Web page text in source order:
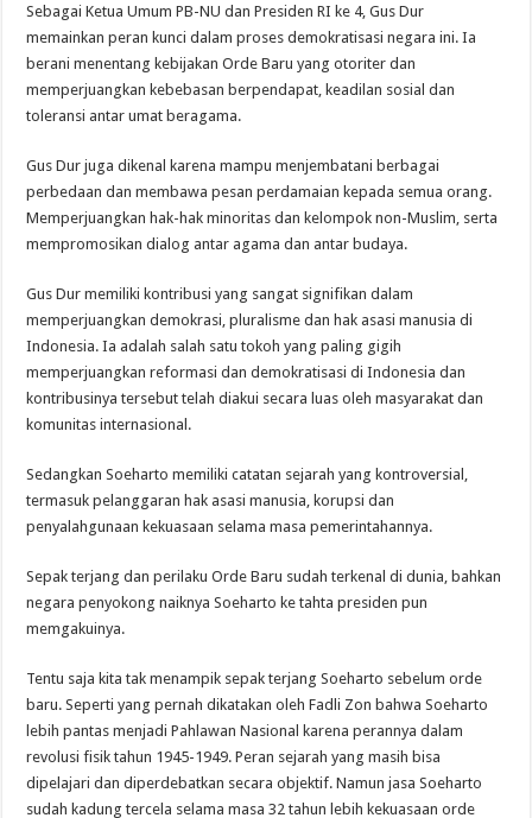
Sebagai Ketua Umum PB-NU dan Presiden RI ke 4, Gus Dur
memainkan peran kunci dalam proses demokratisasi negara ini. Ia
berani menentang kebijakan Orde Baru yang otoriter dan
memperjuangkan kebebasan berpendapat, keadilan sosial dan
toleransi antar umat beragama.
Gus Dur juga dikenal karena mampu menjembatani berbagai
perbedaan dan membawa pesan perdamaian kepada semua orang.
Memperjuangkan hak-hak minoritas dan kelompok non-Muslim, serta
mempromosikan dialog antar agama dan antar budaya.
Gus Dur memiliki kontribusi yang sangat signifikan dalam
memperjuangkan demokrasi, pluralisme dan hak asasi manusia di
Indonesia. Ia adalah salah satu tokoh yang paling gigih
memperjuangkan reformasi dan demokratisasi di Indonesia dan
kontribusinya tersebut telah diakui secara luas oleh masyarakat dan
komunitas internasional.
Sedangkan Soeharto memiliki catatan sejarah yang kontroversial,
termasuk pelanggaran hak asasi manusia, korupsi dan
penyalahgunaan kekuasaan selama masa pemerintahannya.
Sepak terjang dan perilaku Orde Baru sudah terkenal di dunia, bahkan
negara penyokong naiknya Soeharto ke tahta presiden pun
memgakuinya.
Tentu saja kita tak menampik sepak terjang Soeharto sebelum orde
baru. Seperti yang pernah dikatakan oleh Fadli Zon bahwa Soeharto
lebih pantas menjadi Pahlawan Nasional karena perannya dalam
revolusi fisik tahun 1945-1949. Peran sejarah yang masih bisa
dipelajari dan diperdebatkan secara objektif. Namun jasa Soeharto
sudah kadung tercela selama masa 32 tahun lebih kekuasaan orde